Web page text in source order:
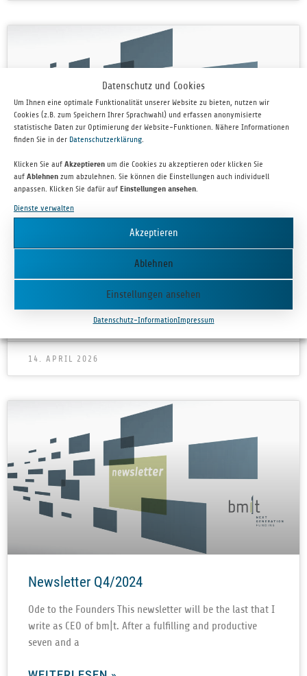
Datenschutz und Cookies
Um Ihnen eine optimale Funktionalität unserer Website zu bieten, nutzen wir
Cookies (z.B. zum Speichern Ihrer Sprachwahl) und erfassen anonymisierte
statistische Daten zur Optimierung der Website-Funktionen. Nähere Informationen
finden Sie in der Datenschutzerklärung.
Klicken Sie auf Akzeptieren um die Cookies zu akzeptieren oder klicken Sie
auf Ablehnen zum abzulehnen. Sie können die Einstellungen auch individuell
anpassen. Klicken Sie dafür auf Einstellungen ansehen.
Dienste verwalten
Akzeptieren
Ablehnen
Einstellungen ansehen
Datenschutz-InformationImpressum
Newsletter Q1/2026
Resi­li­ence in action At bm|t we have often high­ligh­
ted bold­ness as a cen­tral qua­lity for foun­ders and com­
pa­nies navi­ga­ting change. As 2026 unfolds, ano­ther
theme is moving
WEITERLESEN »
14. APRIL 2026
Newsletter Q4/2024
Ode to the Foun­ders This news­let­ter will be the last that I
write as CEO of bm|t. After a ful­fil­ling and pro­duc­tive
seven and a